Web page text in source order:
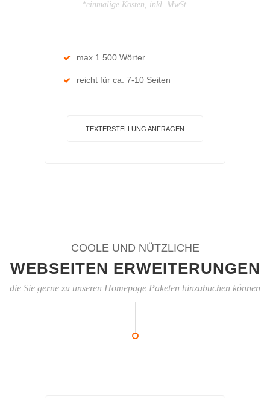
*einmalige Kosten, inkl. MwSt.
max 1.500 Wörter
reicht für ca. 7-10 Seiten
TEXTERSTELLUNG ANFRAGEN
COOLE UND NÜTZLICHE
WEBSEITEN ERWEITERUNGEN
die Sie gerne zu unseren Homepage Paketen hinzubuchen können